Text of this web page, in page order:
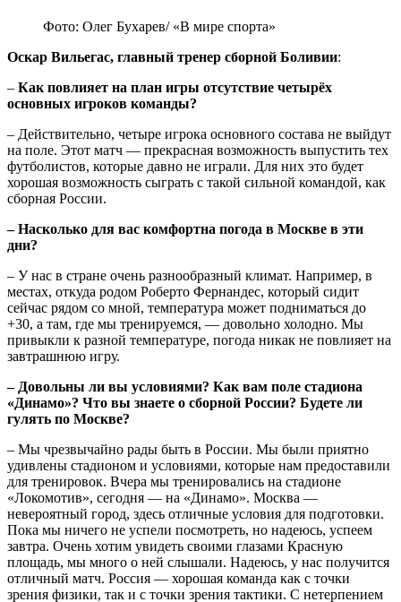
Фото: Олег Бухарев/ «В мире спорта»
Оскар Вильегас, главный тренер сборной Боливии:
– Как повлияет на план игры отсутствие четырёх
основных игроков команды?
– Действительно, четыре игрока основного состава не выйдут
на поле. Этот матч — прекрасная возможность выпустить тех
футболистов, которые давно не играли. Для них это будет
хорошая возможность сыграть с такой сильной командой, как
сборная России.
– Насколько для вас комфортна погода в Москве в эти
дни?
– У нас в стране очень разнообразный климат. Например, в
местах, откуда родом Роберто Фернандес, который сидит
сейчас рядом со мной, температура может подниматься до
+30, а там, где мы тренируемся, — довольно холодно. Мы
привыкли к разной температуре, погода никак не повлияет на
завтрашнюю игру.
– Довольны ли вы условиями? Как вам поле стадиона
«Динамо»? Что вы знаете о сборной России? Будете ли
гулять по Москве?
– Мы чрезвычайно рады быть в России. Мы были приятно
удивлены стадионом и условиями, которые нам предоставили
для тренировок. Вчера мы тренировались на стадионе
«Локомотив», сегодня — на «Динамо». Москва —
невероятный город, здесь отличные условия для подготовки.
Пока мы ничего не успели посмотреть, но надеюсь, успеем
завтра. Очень хотим увидеть своими глазами Красную
площадь, мы много о ней слышали. Надеюсь, у нас получится
отличный матч. Россия — хорошая команда как с точки
зрения физики, так и с точки зрения тактики. С нетерпением